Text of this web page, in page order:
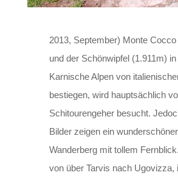
2013, September) Monte
und der Schönwipfel (1.911m) in
Karnische Alpen von
bestiegen, wird hauptsächlich
Schitourengeher besucht.
Bilder zeigen ein
Wanderberg mit tollem
von über Tarvis nach Ugovizza,